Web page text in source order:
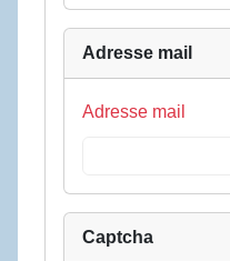
Adresse mail
Adresse mail
Captcha